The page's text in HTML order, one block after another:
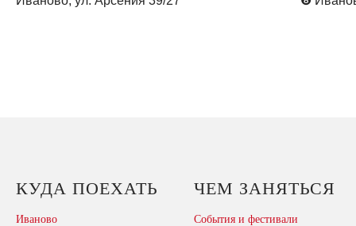
КУДА ПОЕХАТЬ
Иваново
ЧЕМ ЗАНЯТЬСЯ
События и фестивали